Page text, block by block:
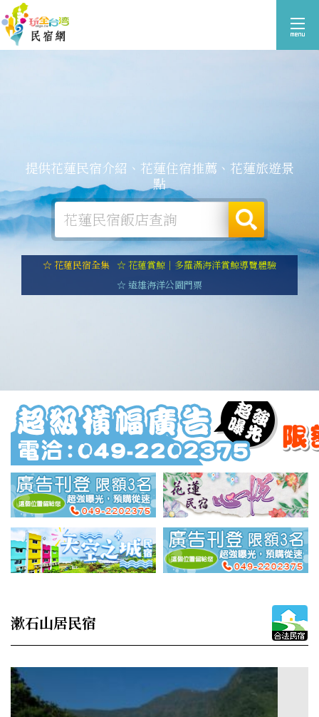
提供花蓮民宿介紹、花蓮住宿推薦、花蓮旅遊景
點
☆ 花蓮民宿全集 ☆ 花蓮賞鯨｜多羅滿海洋賞鯨導覽體驗
☆ 遠雄海洋公園門票
漱石山居民宿